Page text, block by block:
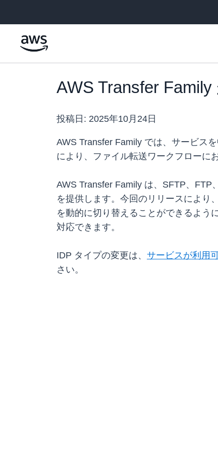
AWS Transfer
投稿日: 2025年10月24日
AWS Transfer Family では、サービス
により、ファイル転送ワークフローに
AWS Transfer Family は、SFTP、FTP
を提供します。今回のリリースにより
を動的に切り替えることができるよう
対応できます。
IDP タイプの変更は、 サービスが利用
さい。